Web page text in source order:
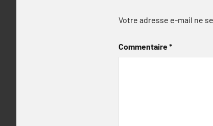
Votre adresse e-mail ne
Commentaire*